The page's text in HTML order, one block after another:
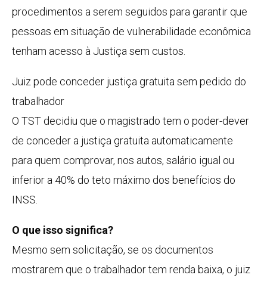
procedimentos a serem seguidos para garantir que
pessoas em situação de vulnerabilidade econômica
tenham acesso à Justiça sem custos.
Juiz pode conceder justiça gratuita sem pedido do
trabalhador
O TST decidiu que o magistrado tem o poder-dever
de conceder a justiça gratuita automaticamente
para quem comprovar, nos autos, salário igual ou
inferior a 40% do teto máximo dos benefícios do
INSS.
O que isso significa?
Mesmo sem solicitação, se os documentos
mostrarem que o trabalhador tem renda baixa, o juiz